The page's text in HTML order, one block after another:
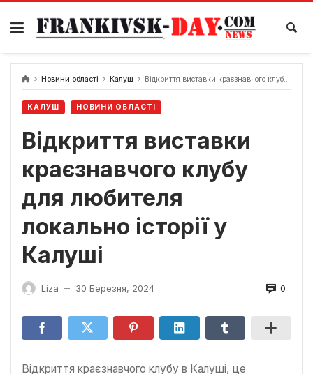
Skip
content
Новини області Калуш Відкриття виставки краєзнавчого клубу для любителя локально історії у Калуші
КАЛУШ НОВИНИ ОБЛАСТІ
Відкриття виставки
краєзнавчого клубу
для любителя
локально історії у
Калуші
Liza — 30 Березня, 2024 0
Відкриття краєзнавчого клубу в Калуші, це